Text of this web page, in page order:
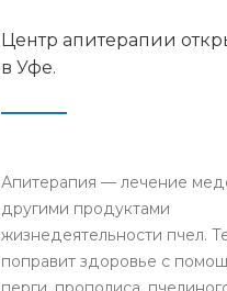
Центр апитерапии
в Уфе.
Апитерапия — лечение
другими продуктами
жизнедеятельности пчел.
поправит здоровье с